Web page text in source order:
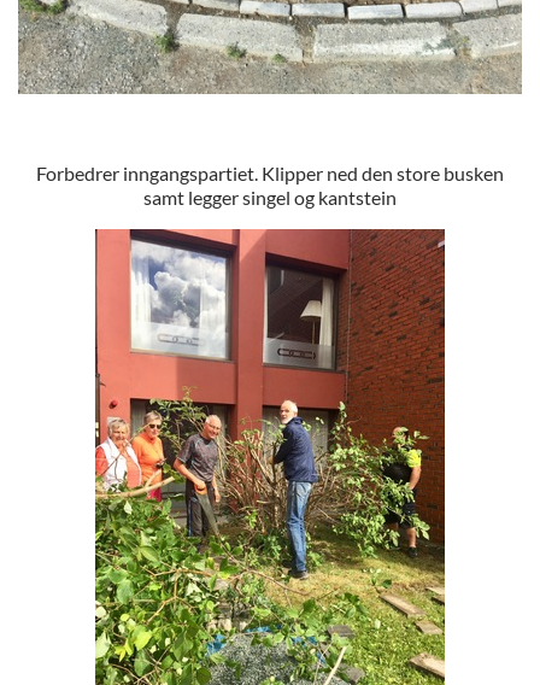
Forbedrer inngangspartiet. Klipper ned den store busken
samt legger singel og kantstein